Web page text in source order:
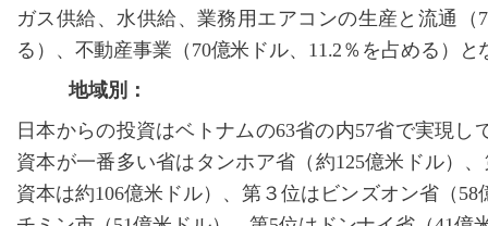
ガス供給、水供給、業務用エアコンの生産と流通（
る）、不動産事業（ 70億米ドル、 11.2 ％を占める）と
地域別：
日本からの投資はベトナムの63省の内57省で実現し
資本が一番多い省はタンホア省（約125億米ドル）
資本は約106億米ドル）、第３位はビンズオン省（ 58